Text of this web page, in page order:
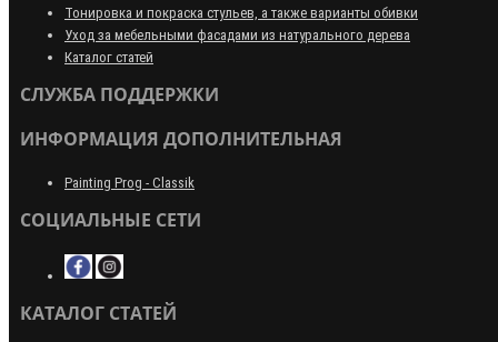
Тонировка и покраска стульев, а также варианты обивки
Уход за мебельными фасадами из натурального дерева
Каталог статей
СЛУЖБА ПОДДЕРЖКИ
ИНФОРМАЦИЯ ДОПОЛНИТЕЛЬНАЯ
Painting Prog - Classik
СОЦИАЛЬНЫЕ СЕТИ
КАТАЛОГ СТАТЕЙ